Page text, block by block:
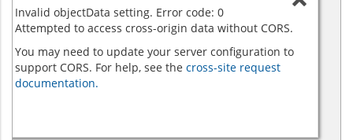
Invalid objectData setting. Error code: 0
Attempted to access cross-origin data without CORS.
You may need to update your server configuration to
support CORS. For help, see the cross-site request
documentation.